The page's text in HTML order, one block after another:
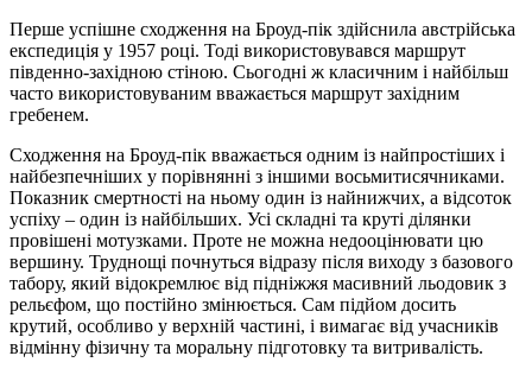
Перше успішне сходження на Броуд-пік здійснила австрійська
експедиція у 1957 році. Тоді використовувався маршрут
південно-західною стіною. Сьогодні ж класичним і найбільш
часто використовуваним вважається маршрут західним
гребенем.
Сходження на Броуд-пік вважається одним із найпростіших і
найбезпечніших у порівнянні з іншими восьмитисячниками.
Показник смертності на ньому один із найнижчих, а відсоток
успіху – один із найбільших. Усі складні та круті ділянки
провішені мотузками. Проте не можна недооцінювати цю
вершину. Труднощі почнуться відразу після виходу з базового
табору, який відокремлює від підніжжя масивний льодовик з
рельєфом, що постійно змінюється. Сам підйом досить
крутий, особливо у верхній частині, і вимагає від учасників
відмінну фізичну та моральну підготовку та витривалість.